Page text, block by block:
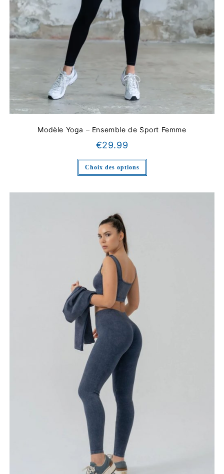
Modèle Yoga – Ensemble de Sport Femme
€29.99
Choix des options